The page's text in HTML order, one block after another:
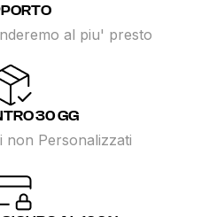
al piu' presto
30 GG
non Personalizzati